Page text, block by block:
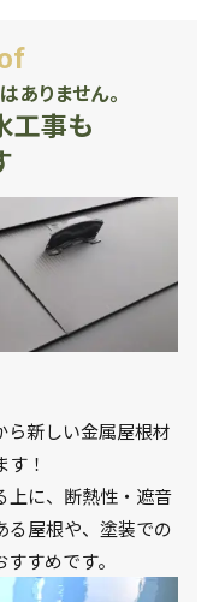
ありません。
工事も
ら新しい金属屋根材
！
上に、断熱性・遮音
屋根や、塗装での
すめです。